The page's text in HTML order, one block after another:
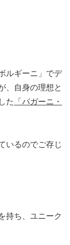
ルギーニ」でデ
、自身の理想と
た
「パガーニ・
いるのでご存じ
持ち、ユニーク